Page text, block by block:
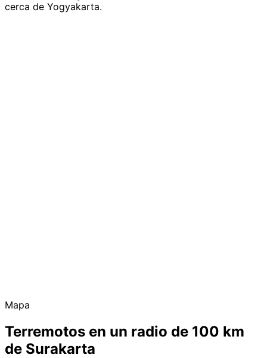
cerca de Yogyakarta.
Mapa
Terremotos en un radio de 100 km
de Surakarta